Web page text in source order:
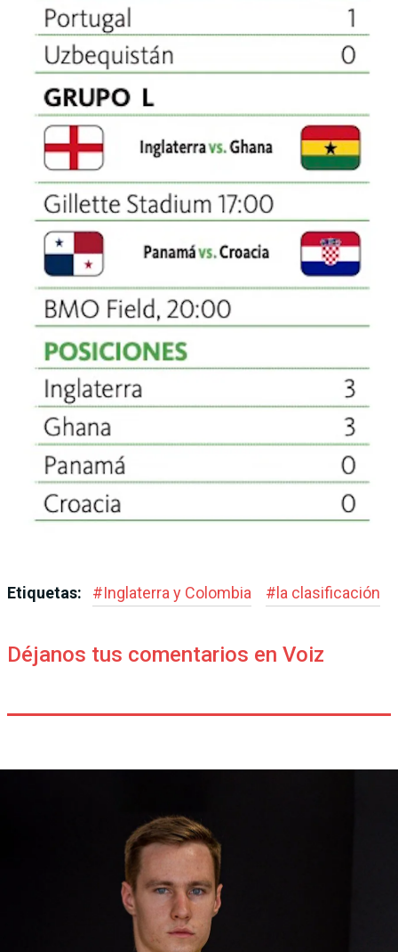
Etiquetas: #Inglaterra y Colombia # la clasificación
Déjanos tus comentarios en Voiz